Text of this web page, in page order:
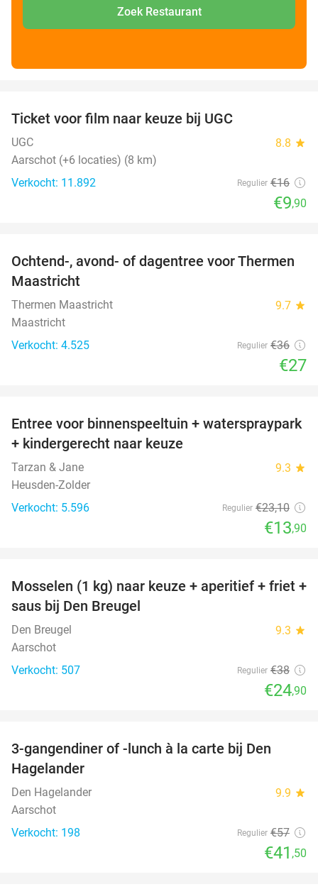
Zoek Restaurant
Ticket voor film naar keuze bij UGC
UGC 8.8 star
Aarschot (+6 locaties) (8 km)
Verkocht: 11.892
Regulier €16
€9,90
25%
Ochtend-, avond- of dagentree voor Thermen
Maastricht
Thermen Maastricht 9.7 star
Maastricht
Verkocht: 4.525
Regulier €36
€27
40%
Entree voor binnenspeeltuin + waterspraypark
+ kindergerecht naar keuze
Tarzan & Jane 9.3 star
Heusden-Zolder
Verkocht: 5.596
Regulier €23,10
€13,90
34%
Mosselen (1 kg) naar keuze + aperitief + friet +
saus bij Den Breugel
Den Breugel 9.3 star
Aarschot
Verkocht: 507
Regulier €38
€24,90
3-gangendiner of -lunch à la carte bij Den
Hagelander
Den Hagelander 9.9 star
Aarschot
Verkocht: 198
Regulier €57
€41 ,50